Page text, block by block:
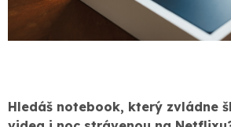
Hledáš notebook, který zvládne